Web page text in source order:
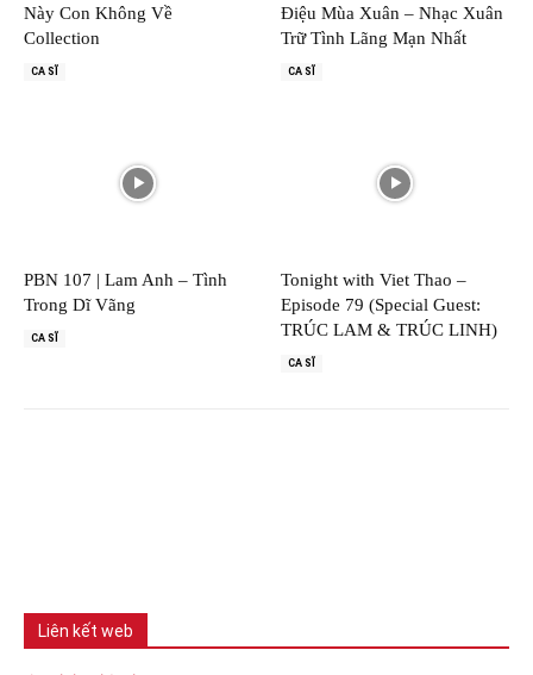
Này Con Không Về
Collection
CA SĨ
Điệu Mùa Xuân – Nhạc Xuân
Trữ Tình Lãng Mạn Nhất
CA SĨ
PBN 107 | Lam Anh – Tình
Trong Dĩ Vãng
CA SĨ
Tonight with Viet Thao –
Episode 79 (Special Guest:
TRÚC LAM & TRÚC LINH)
CA SĨ
Liên kết web